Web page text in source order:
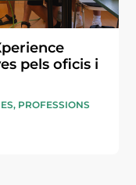
pels oficis i
, PROFESSIONS